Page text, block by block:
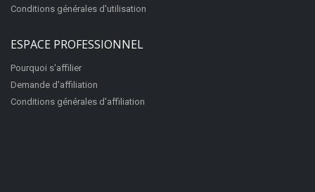
Conditions générales d'utilisation
ESPACE PROFESSIONNEL
Pourquoi s'affilier
Demande d'affiliation
Conditions générales d'affiliation